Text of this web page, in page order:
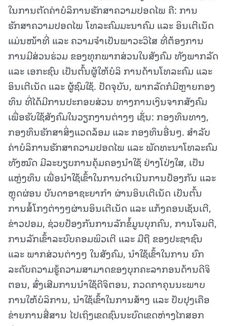
ໃນການຕັດຄ່າບໍລິການຮັກສາຄວາມປອດໄພ ຄື: ການ
ຮັກສາຄວາມປອດໄພ ໂທລະຄົມມະນາຄົມ ແລະ ອິນເຕີເນັດ
ແມ່ນໜ້າທີ່ ແລະ ຄວາມຈໍາເປັນພາວະວິໄສ ທີ່ຕ້ອງການ
ການມີສ່ວນຮ່ວມ ຂອງທຸກພາກສ່ວນໃນສັງຄົມ ທັງພາກລັດ
ແລະ ເອກະຊົນ ເປັນຕົ້ນຜູ້ໃຫ້ບໍລິ ການດ້ານໂທລະຄົມ ແລະ
ອິນເຕີເນັດ ແລະ ຜູ້ຊົມໃຊ້. ປັດຈຸບັນ, ພາກລັດກໍມີຫຼາຍກອງ
ທຶນ ທີ່ໄດ້ມີການປະກອບສ່ວນ ທາງການເງິນຈາກສັງຄົມ
ເພື່ອຮັບໃຊ້ສັງຄົມໃນວຽກງານຕ່າງໆ ເຊັ່ນ: ກອງທຶນທາງ,
ກອງທຶນຮັກສາສິ່ງແວດລ້ອມ ແລະ ກອງທຶນອື່ນໆ. ສຳລັບ
ຄ່າບໍລິການຮັກສາຄວາມປອດໄພ ແລະ ພັດທະນາໂທລະຄົມ
ທັງໝົດ ມີລະບຽບການຄຸ້ມຄອງນໍາໃຊ້ ຢ່າງໂປ່ງໃສ, ເປັນ
ແຫຼ່ງທຶນ ເພື່ອນໍາໃຊ້ເຂົ້າໃນການດໍາເນີນການປ້ອງກັນ ແລະ
ຫຼຸດຜ່ອນ ບັນດາອາຊະຍາກຳ ຜ່ານອິນເຕີເນັດ ເປັນຕົ້ນ
ການສໍ້ໂກງຕ່າງໆຜ່ານອິນເຕີເນັດ ແລະ ແກ້ງຄອນເຊັນເຕີ,
ຂ່າວປອມ, ຊ່ວຍປ້ອງກັນການລັກຂໍ້ມູນບຸກຄົນ, ການໂຈມຕີ,
ການລັກເຂົ້າລະບົບຄອມພິວເຕີ ແລະ ມືຖື ຂອງປະຊາຊົນ
ແລະ ພາກສ່ວນຕ່າງໆ ໃນສັງຄົມ, ນໍາໃຊ້ເຂົ້າໃນການ ຍົກ
ລະດັບຄວາມຮູ້ຄວາມສາມາດຂອງບຸກຄະລາກອນດ້ານດີຈິ
ຕອນ, ສົ່ງເສີມການນໍາໃຊ້ດີຈິຕອນ, ກວດກາຄຸນນະພາບ
ການໃຫ້ບໍລິການ, ນໍາໃຊ້ເຂົ້າໃນການສ້າງ ແລະ ປັບປຸງເຄືອ
ຂ່າຍການສື່ສານ ໄປເຖິງເຂດຊົນນະບົດເຂດຫ່າງໄກສອກ